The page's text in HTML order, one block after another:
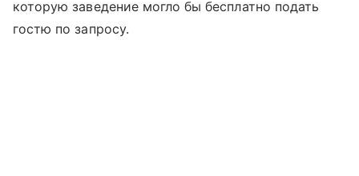
которую заведение могло бы бесплатно подать
гостю по запросу.